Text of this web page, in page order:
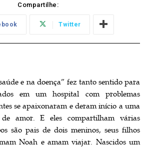
Compartilhe:
Twitter
e na doença” fez tanto sentido para
em um hospital com problemas
se apaixonaram e deram início a uma
amor. E eles compartilham várias
são pais de dois meninos, seus filhos
Noah e amam viajar. Nascidos um